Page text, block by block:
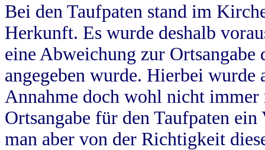
Bei den Taufpaten stand im
Herkunft. Es wurde deshalb
eine Abweichung zur
angegeben wurde. Hierbei wurde
Annahme doch wohl nicht
Ortsangabe für den Taufpaten
man aber von der Richtigkeit